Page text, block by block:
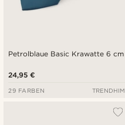
Petrolblaue Basic Krawatte 6 cm
24,95 €
29 FARBEN TRENDHIM